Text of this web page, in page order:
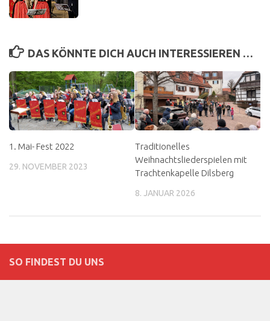
DAS KÖNNTE DICH AUCH INTERESSIEREN …
1. Mai- Fest 2022
29. NOVEMBER 2023
Traditionelles
Weihnachtsliederspielen mit
Trachtenkapelle Dilsberg
8. JANUAR 2026
SO FINDEST DU UNS